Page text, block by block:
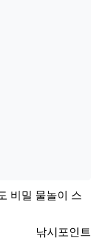
비밀 물놀이 스
등록자
낚시포인트